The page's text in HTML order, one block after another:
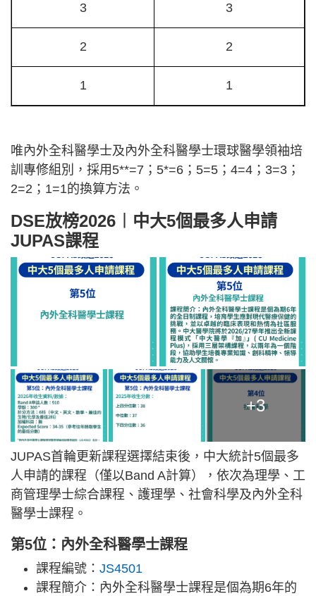
3 3
2 2
1 1
唯內外全科醫學士及內外全科醫學士環球醫學領袖培
訓專修組別，採用5**=7；5*=6；5=5；4=4；3=3；
2=2；1=1的換算方法。
DSE放榜2026︱中大5個最多人申請
JUPAS課程
+3
JUPAS首輪更新課程選擇結束後，中大統計5個最多
人申請的課程（僅以Band A計算），依次為理學、工
商管理學士綜合課程、護理學、社會科學及內外全科
醫學士課程。
第5位：內外全科醫學士課程
課程編號： JS4501
課程簡介：內外全科醫學士課程是個為期6年的